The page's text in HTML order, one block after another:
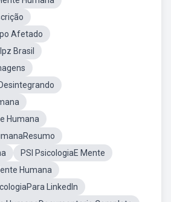
Afetado
Brasil
Humana
PSI PsicologiaE Mente
Humana
LinkedIn